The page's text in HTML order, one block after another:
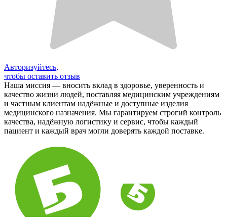
Авторизуйтесь,
чтобы оставить отзыв
Наша миссия — вносить вклад в здоровье, уверенность и
качество жизни людей, поставляя медицинским учреждениям
и частным клиентам надёжные и доступные изделия
медицинского назначения. Мы гарантируем строгий контроль
качества, надёжную логистику и сервис, чтобы каждый
пациент и каждый врач могли доверять каждой поставке.